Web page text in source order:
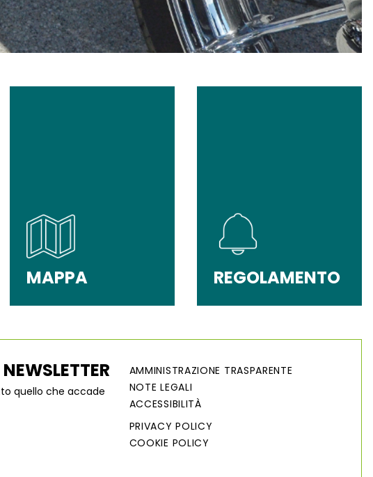
MAPPA REGOLAMENTO
quello che accade
AMMINISTRAZIONE TRASPARENTE
NOTE LEGALI
ACCESSIBILITÀ
PRIVACY POLICY
COOKIE POLICY